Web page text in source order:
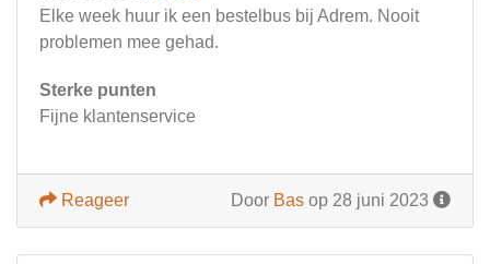
Elke week huur ik een bestelbus bij Adrem. Nooit
problemen mee gehad.
Sterke punten
Fijne klantenservice
Door Bas op 28 juni 2023
Reageer